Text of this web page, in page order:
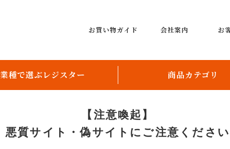
お買い物ガイド 会社案内 お
業種で選ぶレジスター 商品カテゴリ
【注意喚起】
悪質サイト・偽サイトにご注意ください